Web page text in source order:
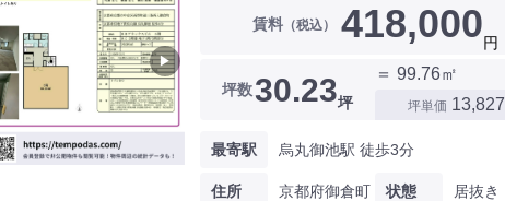
▶
賃料（税込） 418,000円
坪数30.23坪
＝ 99.76㎡
坪単価 13,827
最寄駅 烏丸御池駅 徒歩3分
住所 京都府御倉町 状態 居抜き